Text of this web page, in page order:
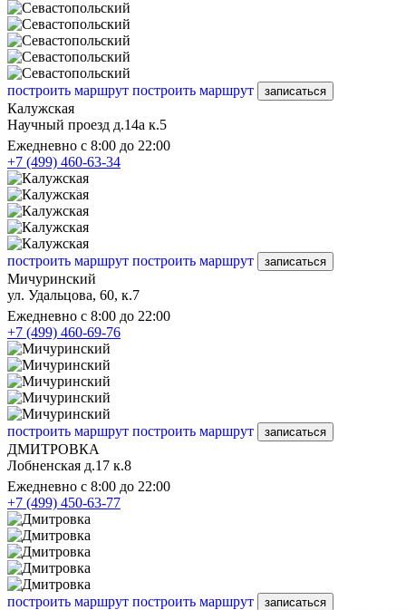
построить маршрут построить маршрут записаться
Калужская
Научный проезд д.14а к.5
Ежедневно с 8:00 до 22:00
+7 (499) 460-63-34
построить маршрут построить маршрут записаться
Мичуринский
ул. Удальцова, 60, к.7
Ежедневно с 8:00 до 22:00
+7 (499) 460-69-76
построить маршрут построить маршрут записаться
ДМИТРОВКА
Лобненская д.17 к.8
Ежедневно с 8:00 до 22:00
+7 (499) 450-63-77
построить маршрут построить маршрут записаться